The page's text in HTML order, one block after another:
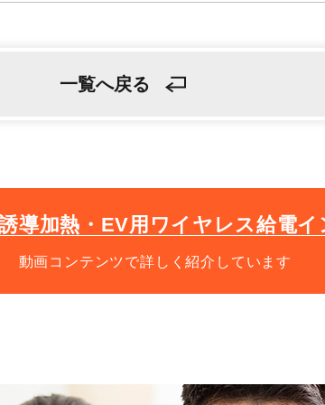
一覧へ戻る
導加熱・EV用ワイヤレス給電
動画コンテンツで詳しく紹介しています